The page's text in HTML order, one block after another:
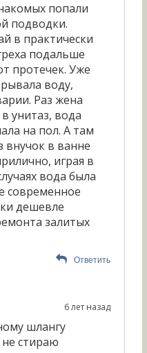
попали
подводки.
в практически
подальше
протечек. Уже
воду,
Раз жена
унитаз, вода
на пол. А там
внучок в ванне
играя в
вода была
современное
дешевле
залитых
Ответить
6 лет назад
шлангу
не стираю